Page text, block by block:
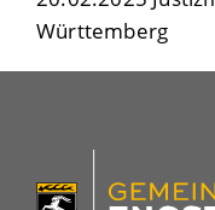
Württemberg